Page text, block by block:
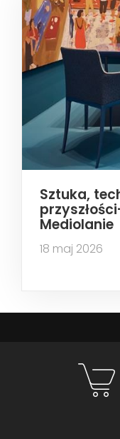
Sztuka,
Mediolanie
18 maj 2026